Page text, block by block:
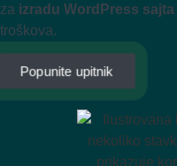
za izradu WordPress sajta
troškova.
Popunite upitnik